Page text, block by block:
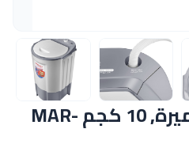
غسالة سوناي ,الأميرة, 10 كجم MAR-